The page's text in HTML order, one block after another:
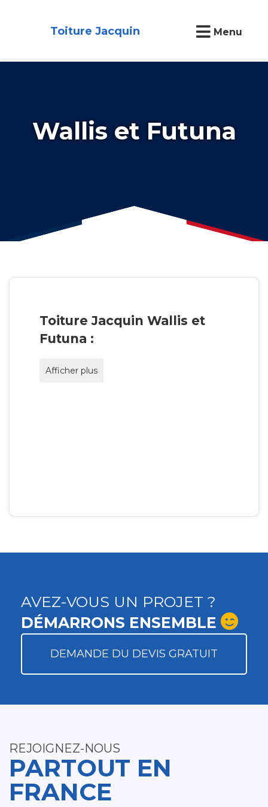
Toiture Jacquin Menu
Wallis et Futuna
Toiture Jacquin Wallis et
Futuna :
Afficher plus
AVEZ-VOUS UN PROJET ?
DÉMARRONS ENSEMBLE
DEMANDE DU DEVIS GRATUIT
REJOIGNEZ-NOUS
PARTOUT EN
FRANCE